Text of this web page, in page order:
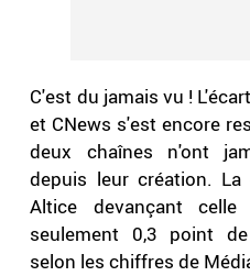
C'est du jamais vu !
et CNews s'est encore
deux chaînes n'ont
depuis leur création.
Altice devançant
seulement 0,3 point
selon les chiffres de